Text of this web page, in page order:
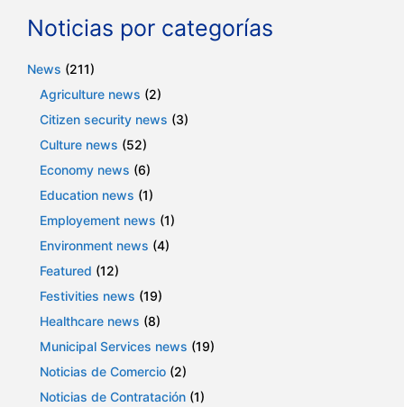
Noticias por categorías
News (211)
Agriculture news (2)
Citizen security news (3)
Culture news (52)
Economy news (6)
Education news (1)
Employement news (1)
Environment news (4)
Featured (12)
Festivities news (19)
Healthcare news (8)
Municipal Services news (19)
Noticias de Comercio (2)
Noticias de Contratación (1)